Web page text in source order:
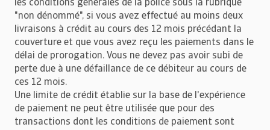
les conditions générales de la police sous la rubrique
"non dénommé", si vous avez effectué au moins deux
livraisons à crédit au cours des 12 mois précédant la
couverture et que vous avez reçu les paiements dans le
délai de prorogation. Vous ne devez pas avoir subi de
perte due à une défaillance de ce débiteur au cours de
ces 12 mois.
Une limite de crédit établie sur la base de l'expérience
de paiement ne peut être utilisée que pour des
transactions dont les conditions de paiement sont